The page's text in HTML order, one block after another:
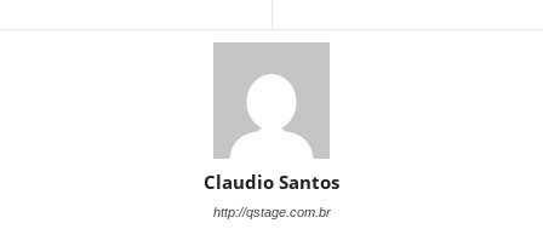
Claudio Santos
http://qstage.com.br